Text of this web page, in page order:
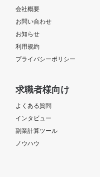
会社概要
お問い合わせ
お知らせ
利用規約
プライバシーポリシー
求職者様向け
よくある質問
インタビュー
副業計算ツール
ノウハウ